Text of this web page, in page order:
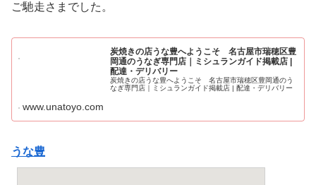
ご馳走さまでした。
炭焼きの店うな豊へようこそ 名古屋市瑞穂区豊
岡通のうなぎ専門店｜ミシュランガイド掲載店 |
配達・デリバリー
炭焼きの店うな豊へようこそ 名古屋市瑞穂区豊岡通のう
なぎ専門店｜ミシュランガイド掲載店 | 配達・デリバリー
www.unatoyo.com
うな豊